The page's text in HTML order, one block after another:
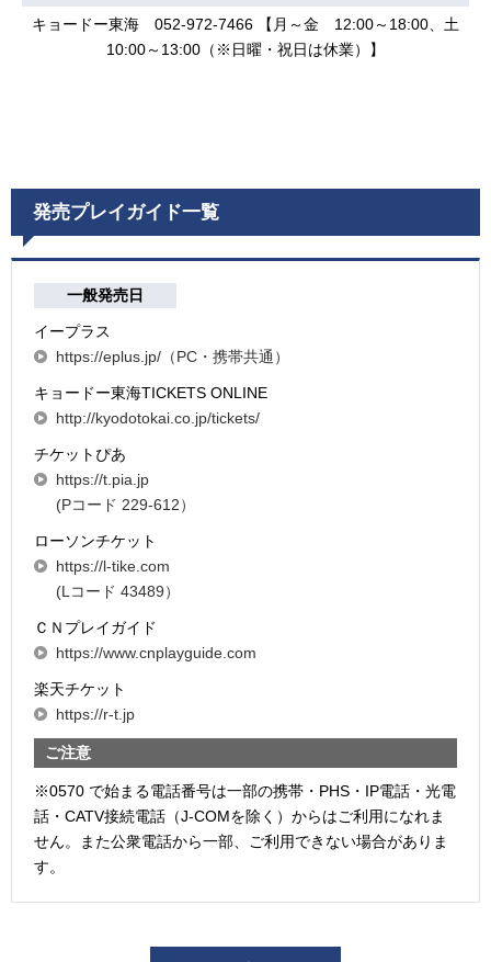
キョードー東海 052-972-7466 【月～金 12:00～18:00、土
10:00～13:00（※日曜・祝日は休業）】
発売プレイガイド一覧
一般発売日
イープラス
https://eplus.jp/（PC・携帯共通）
キョードー東海TICKETS ONLINE
http://kyodotokai.co.jp/tickets/
チケットぴあ
https://t.pia.jp
(Pコード 229-612）
ローソンチケット
https://l-tike.com
(Lコード 43489）
ＣＮプレイガイド
https://www.cnplayguide.com
楽天チケット
https://r-t.jp
ご注意
※0570 で始まる電話番号は一部の携帯・PHS・IP電話・光電
話・CATV接続電話（J-COMを除く）からはご利用になれま
せん。また公衆電話から一部、ご利用できない場合がありま
す。